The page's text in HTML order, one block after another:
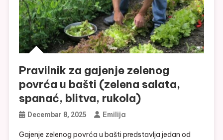
Pravilnik za gajenje zelenog
povrća u bašti (zelena salata,
spanać, blitva, rukola)
Decembar 8, 2025 Emilija
Gajenje zelenog povrća u bašti predstavlja jedan od